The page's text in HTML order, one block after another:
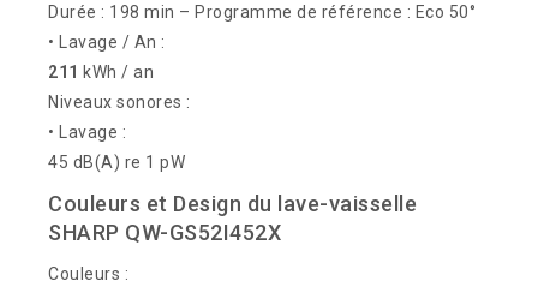
Durée : 198 min – Programme de référence : Eco 50°
• Lavage / An :
211 kWh / an
Niveaux sonores :
• Lavage :
45 dB(A) re 1 pW
Couleurs et Design du lave-vaisselle
SHARP QW-GS52I452X
Couleurs :